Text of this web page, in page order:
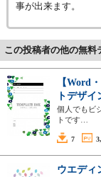
事が出来ます。
この投稿者の他の無料
【Word
トデザ
個人でもビ
トです…
7
ウエディ